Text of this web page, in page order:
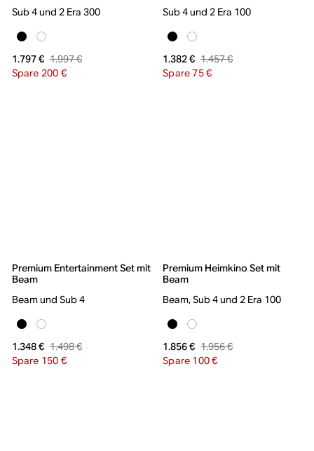
Sub 4 und 2 Era 300
1.797 € 1.997 €
Spare 200 €
Sub 4 und 2 Era 100
1.382 € 1.457 €
Spare 75 €
Premium Entertainment Set mit
Beam
Beam und Sub 4
1.348 € 1.498 €
Spare 150 €
Premium Heimkino Set mit
Beam
Beam, Sub 4 und 2 Era 100
1.856 € 1.956 €
Spare 100 €